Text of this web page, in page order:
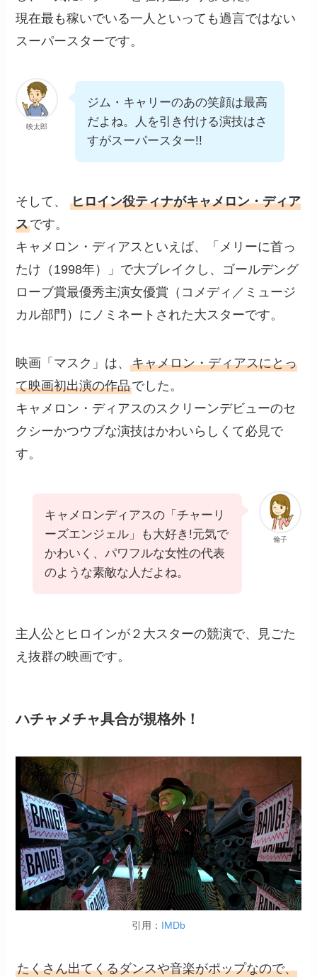
現在最も稼いでいる一人といっても過言ではない
スーパースターです。
映太郎
ジム・キャリーのあの笑顔は最高
だよね。人を引き付ける演技はさ
すがスーパースター!!
そして、ヒロイン役ティナがキャメロン・ディア
スです。
キャメロン・ディアスといえば、「メリーに首っ
たけ（1998年）」で大ブレイクし、ゴールデング
ローブ賞最優秀主演女優賞（コメディ／ミュージ
カル部門）にノミネートされた大スターです。
映画「マスク」は、キャメロン・ディアスにとっ
て映画初出演の作品でした。
キャメロン・ディアスのスクリーンデビューのセ
クシーかつウブな演技はかわいらしくて必見で
す。
倫子
キャメロンディアスの「チャーリ
ーズエンジェル」も大好き!元気で
かわいく、パワフルな女性の代表
のような素敵な人だよね。
主人公とヒロインが２大スターの競演で、見ごた
え抜群の映画です。
ハチャメチャ具合が規格外！
引用： IMDb
たくさん出てくるダンスや音楽がポップなので、